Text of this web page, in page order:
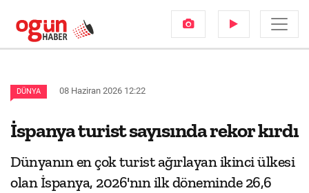
DÜNYA 08 Haziran 2026 12:22
İspanya turist sayısında rekor kırdı
Dünyanın en çok turist ağırlayan ikinci ülkesi
olan İspanya, 2026'nın ilk döneminde 26,6